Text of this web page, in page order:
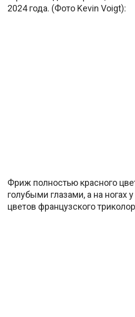
2024 года. (Фото Kevin Voigt):
Фриж полностью красного
голубыми глазами, а на ногах
цветов французского